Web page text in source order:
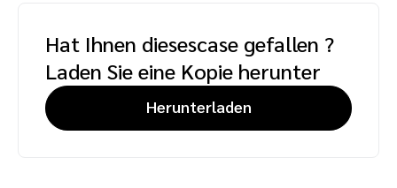
Hat Ihnen diesescase gefallen ?
Laden Sie eine Kopie herunter
Herunterladen